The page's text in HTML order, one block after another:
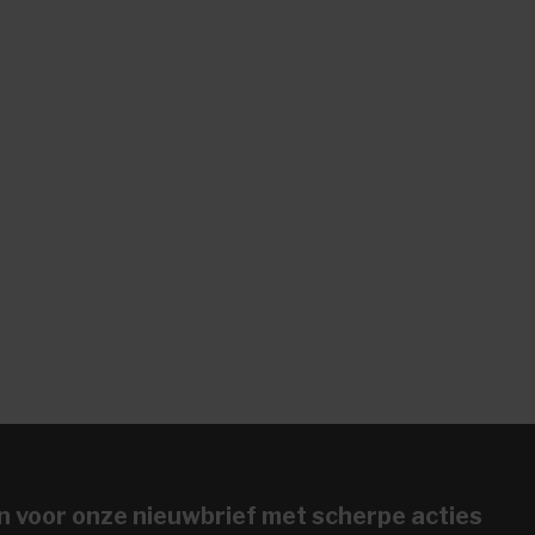
voor onze nieuwbrief met scherpe acties